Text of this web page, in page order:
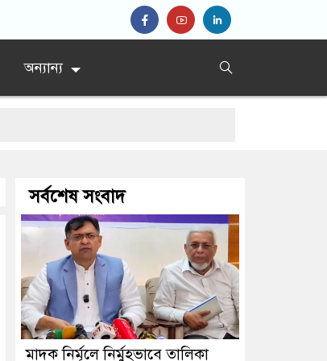
অন্যান্য
সর্বশেষ সংবাদ
মাদক নির্মূলে নির্মুহভাবে তালিকা